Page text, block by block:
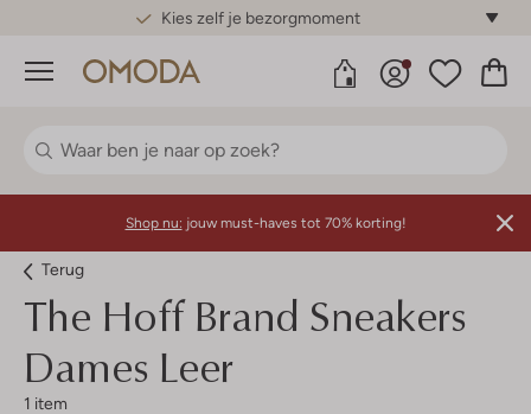
Gratis standaard verzending*
Menu
Shop nu: jouw must-haves tot 70% korting!
Terug
The Hoff Brand Sneakers
Dames Leer
1 item